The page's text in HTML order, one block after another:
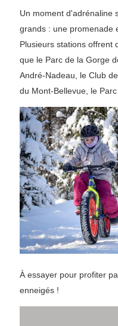
Un moment d'adrénaline
grands : une promenade
Plusieurs stations offrent
que le Parc de la Gorge
André-Nadeau, le Club
du Mont-Bellevue, le Parc
À essayer pour profiter
enneigés !